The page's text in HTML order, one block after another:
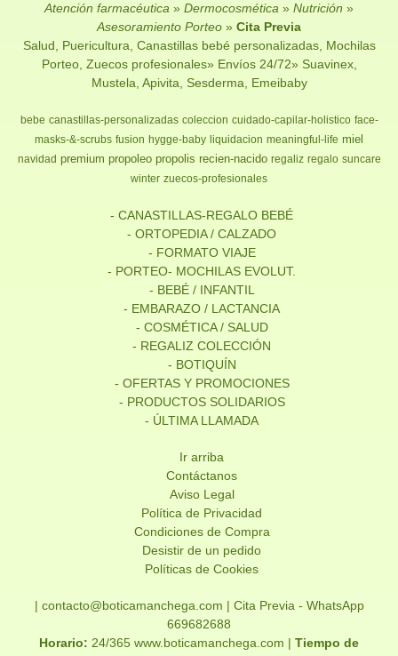
Atención farmacéutica » Dermocosmética » Nutrición »
Asesoramiento Porteo » Cita Previa
Salud, Puericultura, Canastillas bebé personalizadas, Mochilas
Porteo, Zuecos profesionales» Envíos 24/72» Suavinex,
Mustela, Apivita, Sesderma, Emeibaby
bebe canastillas-personalizadas coleccion cuidado-capilar-holistico face-
masks-&-scrubs fusion hygge-baby liquidacion meaningful-life miel
navidad premium propoleo propolis recien-nacido regaliz regalo suncare
winter zuecos-profesionales
- CANASTILLAS-REGALO BEBÉ
- ORTOPEDIA / CALZADO
- FORMATO VIAJE
- PORTEO- MOCHILAS EVOLUT.
- BEBÉ / INFANTIL
- EMBARAZO / LACTANCIA
- COSMÉTICA / SALUD
- REGALIZ COLECCIÓN
- BOTIQUÍN
- OFERTAS Y PROMOCIONES
- PRODUCTOS SOLIDARIOS
- ÚLTIMA LLAMADA
Ir arriba
Contáctanos
Aviso Legal
Política de Privacidad
Condiciones de Compra
Desistir de un pedido
Políticas de Cookies
| contacto@boticamanchega.com | Cita Previa - WhatsApp
669682688
Horario: 24/365 www.boticamanchega.com | Tiempo de